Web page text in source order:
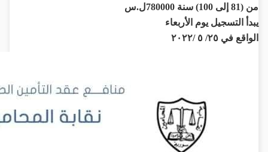
من (81 إلى 100) سنة 780000ل.س
يبدأ التسجيل يوم الأربعاء
الواقع في ٢٥/ ٥ /٢٠٢٢